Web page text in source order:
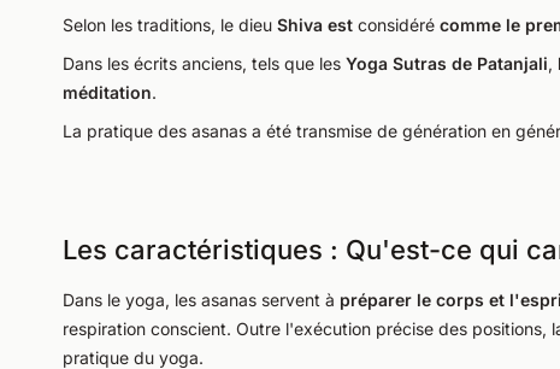
Selon les traditions, le dieu Shiva est considéré comme le
Dans les écrits anciens, tels que les Yoga Sutras de Patanjali,
méditation.
La pratique des asanas a été transmise de génération en
Les caractéristiques : Qu'est-ce qui
Dans le yoga, les asanas servent à préparer le corps et
respiration conscient. Outre l'exécution précise des positions,
pratique du yoga.